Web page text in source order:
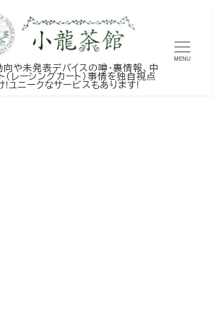
や未発表デバイスの噂・裏情報、中
（レーシングカート）事情を独自視点
!ユニークなサービスもあります!
MENU